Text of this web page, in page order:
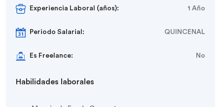
Experiencia Laboral (años): 1 Año
Periodo Salarial: QUINCENAL
Es Freelance: No
Habilidades laborales